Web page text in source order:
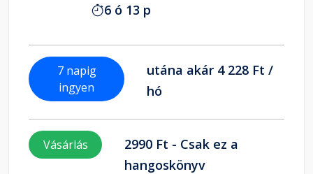
6 ó 13 p
7 napig
ingyen
utána akár 4 228 Ft /
hó
Vásárlás
2990 Ft - Csak ez a
hangoskönyv